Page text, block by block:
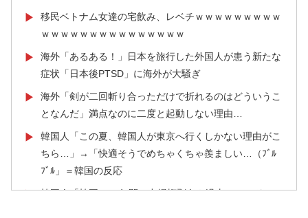
▶
移民ベトナム女達の宅飲み、レベチｗｗｗｗｗｗｗｗｗ
ｗｗｗｗｗｗｗｗｗｗｗｗｗｗｗ
▶
海外「あるある！」日本を旅行した外国人が患う新たな
症状「日本後PTSD」に海外が大騒ぎ
▶
海外「剣が二回斬り合っただけで折れるのはどういうこ
となんだ」満点なのに二度と起動しない理由…
▶
韓国人「この夏、韓国人が東京へ行くしかない理由がこ
ちら…」→「快適そうでめちゃくちゃ羨ましい…（ﾌﾞﾙ
ﾌﾞﾙ」＝韓国の反応
▶ 韓国人「韓国に10年間の出場権剥奪や過去ワールドカッ